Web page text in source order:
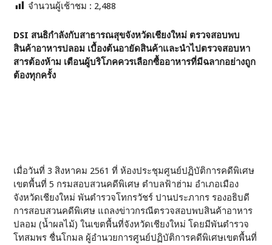
จำนวนผู้เช้าชม : 2,488
DSI สนธิกำลังกับสาธารณสุขจังหวัดเชียงใหม่ ตรวจสอบพบ
สินค้าอาหารปลอม เบื้องต้นอายัดสินค้าและนำไปตรวจสอบหา
สารต้องห้าม เตือนผู้บริโภคควรเลือกซื้ออาหารที่มีฉลากอย่างถูก
ต้องทุกครั้ง
เมื่อวันที่ 3 สิงหาคม 2561 ที่ ห้องประชุมศูนย์ปฏิบัติการคดีพิเศษ
เขตพื้นที่ 5 กรมสอบสวนคดีพิเศษ ตำบลฟ้าฮ่าม อำเภอเมือง
จังหวัดเชียงใหม่ พันตำรวจโทกรวัชร์ ปานประภากร รองอธิบดี
การสอบสวนคดีพิเศษ แถลงข่าวกรณีตรวจสอบพบสินค้าอาหาร
ปลอม (น้ำผลไม้) ในเขตพื้นที่จังหวัดเชียงใหม่ โดยมีพันตำรวจ
โทสมพร ชื่นโกมล ผู้อำนวยการศูนย์ปฏิบัติการคดีพิเศษเขตพื้นที่